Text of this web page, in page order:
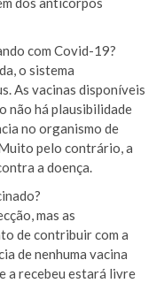
com Covid-19?
o sistema
As vacinas disponíveis
não há plausibilidade
no organismo de
pelo contrário, a
a doença.
mas as
de contribuir com a
de nenhuma vacina
a recebeu estará livre